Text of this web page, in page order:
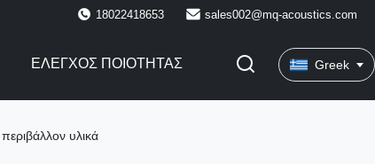
18022418653 sales002@mq-acoustics.com
ΈΛΕΓΧΟΣ ΠΟΙΌΤΗΤΑΣ Greek
υλικά